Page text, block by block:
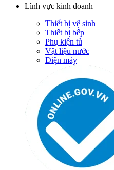
Lĩnh vực kinh doanh
Thiết bị vệ sinh
Thiết bị bếp
Phụ kiện tủ
Vật liệu nước
Điện máy